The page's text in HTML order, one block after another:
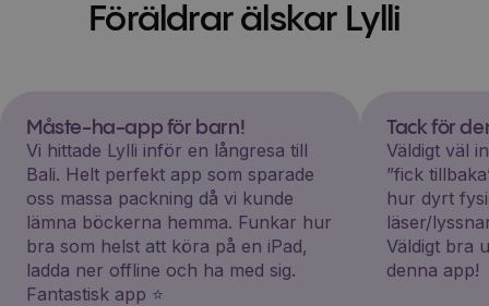
Föräldrar älskar Lylli
Måste-ha-app för barn!
Vi hittade Lylli inför en långresa till
Bali. Helt perfekt app som sparade
oss massa packning då vi kunde
lämna böckerna hemma. Funkar hur
bra som helst att köra på en iPad,
ladda ner offline och ha med sig.
Fantastisk app ⭐️
Tack för
Väldigt väl
”fick
hur dyrt
läser/
Väldigt bra
denna app!